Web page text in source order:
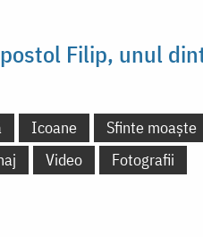
Filip, unul
Icoane
Sfinte moaște
Video Fotografii